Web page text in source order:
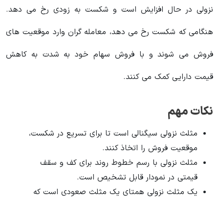
نزولی در حال افزایش است و شکست به زودی رخ می دهد.
هنگامی که شکست رخ می دهد، معامله گران وارد موقعیت های
فروش می شوند و با فروش سهام خود به شدت به کاهش
قیمت دارایی کمک می کنند.
نکات مهم
مثلث نزولی سیگنالی است تا برای تسریع در شکست،
موقعیت فروش را اتخاذ کنند.
مثلث نزولی با رسم خطوط روند برای کف و سقف
قیمتی در نمودار قابل تشخیص است.
یک مثلث نزولی همتای یک مثلث صعودی است که